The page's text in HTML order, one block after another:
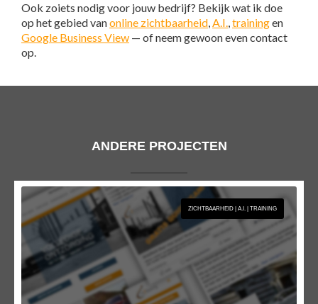
Ook zoiets nodig voor jouw bedrijf? Bekijk wat ik doe
op het gebied vanonline zichtbaarheid,A.I.,trainingen
Google Business View — of neem gewoon even contact
op.
ANDERE PROJECTEN
ZICHTBAARHEID | A.I. | TRAINING